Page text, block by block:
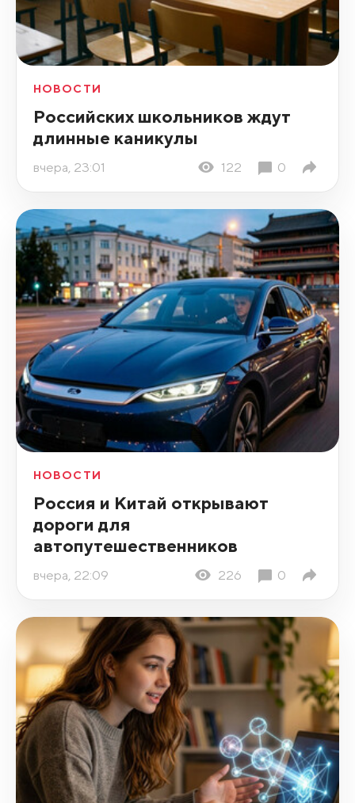
НОВОСТИ
Российских школьников ждут
длинные каникулы
вчера, 23:01 122 0
НОВОСТИ
Россия и Китай открывают
дороги для
автопутешественников
вчера, 22:09 226 0